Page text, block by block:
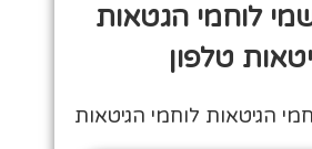
לוחמי הגטאות
טלפון
הגיטאות לוחמי הגיטאות